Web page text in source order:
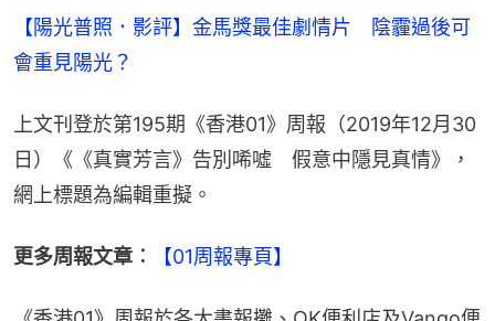
【陽光普照．影評】金馬獎最佳劇情片　陰霾過後可
會重見陽光？
上文刊登於第195期《香港01》周報（2019年12月30
日）《《真實芳言》告別唏噓　假意中隱見真情》，
網上標題為編輯重擬。
更多周報文章︰ 【01周報專頁】